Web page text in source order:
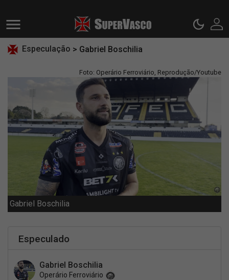
Especulação > Gabriel Boschilia
Foto: Operário Ferroviário, Reprodução/Youtube
Gabriel Boschilia
Especulado
Gabriel Boschilia
Operário Ferroviário